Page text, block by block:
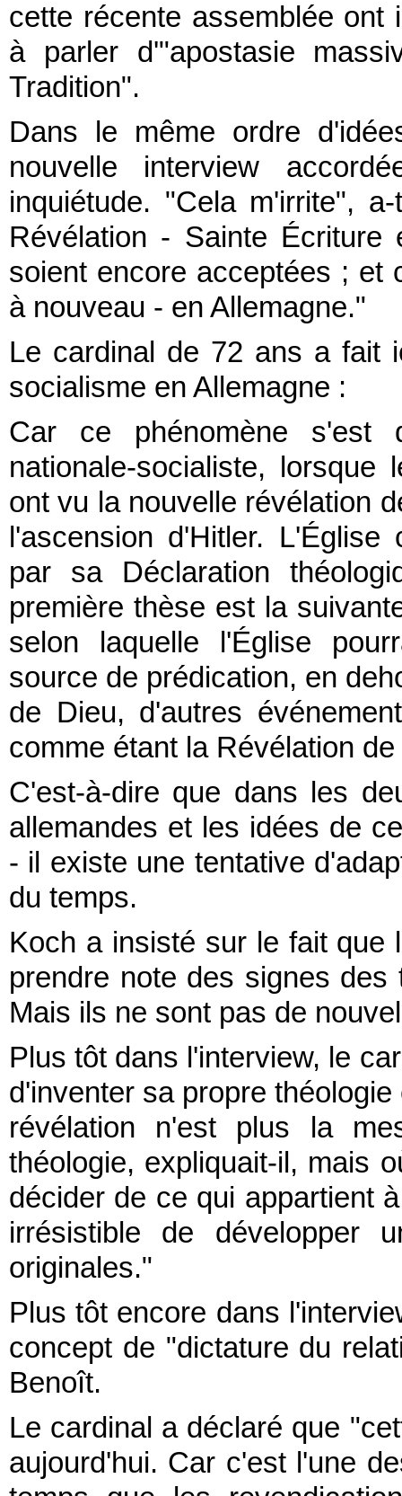
cette récente assemblée ont
à parler d'"apostasie
Tradition".
Dans le même ordre
nouvelle interview
inquiétude. "Cela m'irrite",
Révélation - Sainte
soient encore acceptées ; et
à nouveau - en Allemagne."
Le cardinal de 72 ans a fait
socialisme en Allemagne :
Car ce phénomène s'est
nationale-socialiste, lorsque
ont vu la nouvelle révélation
l'ascension d'Hitler.
par sa Déclaration
première thèse est la
selon laquelle l'Église
source de prédication, en
de Dieu, d'autres
comme étant la Révélation
C'est-à-dire que dans les
allemandes et les idées de
- il existe une tentative
du temps.
Koch a insisté sur le fait que
prendre note des signes
Mais ils ne sont pas de
Plus tôt dans l'interview, le
d'inventer sa propre
révélation n'est plus la
théologie, expliquait-il, mais
décider de ce qui appartient
irrésistible de développer
originales."
Plus tôt encore dans
concept de "dictature du
Benoît.
Le cardinal a déclaré que
aujourd'hui. Car c'est l'une